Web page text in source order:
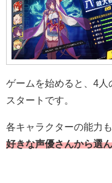
ゲームを始めると、4人
スタートです。
各キャラクターの能力
好きな声優さんから選